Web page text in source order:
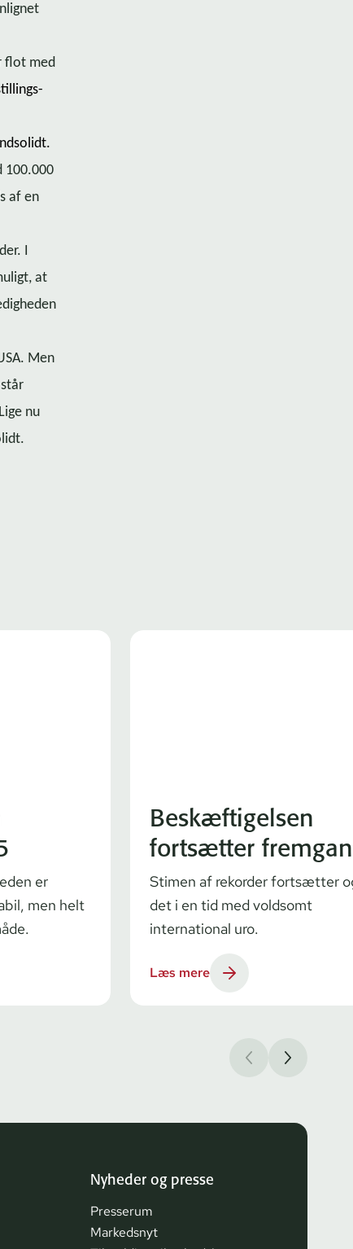
flot med
100.000
af en
I
at
Men
Lige nu
er
men helt
Beskæftigelsen
fortsætter
Stimen af rekorder fortsætter
det i en tid med voldsomt
international uro.
Læs mere
Nyheder og presse
Presserum
Markedsnyt